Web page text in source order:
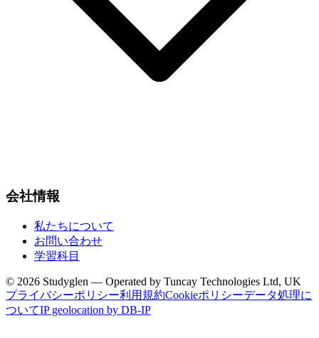
会社情報
私たちについて
お問い合わせ
学習科目
© 2026 Studyglen — Operated by Tuncay Technologies Ltd, UK
プライバシーポリシー利用規約Cookieポリシーデータ処理に
ついてIP geolocation by DB-IP